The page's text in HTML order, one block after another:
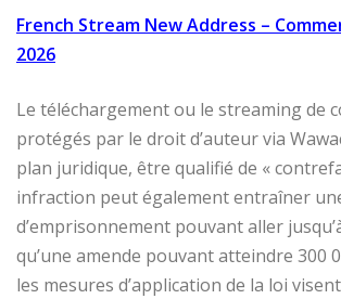
French Stream New Address –
2026
Le téléchargement ou le streaming de
protégés par le droit d’auteur via
plan juridique, être qualifié de «
infraction peut également entraîner
d’emprisonnement pouvant aller
qu’une amende pouvant atteindre 300
les mesures d’application de la loi